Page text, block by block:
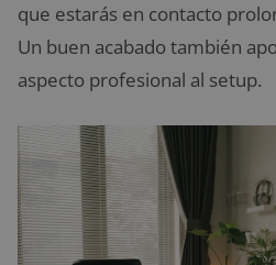
que estarás en contacto
Un buen acabado también
aspecto profesional al setup.